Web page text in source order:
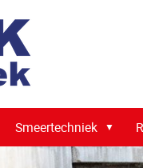
Smeertechniek